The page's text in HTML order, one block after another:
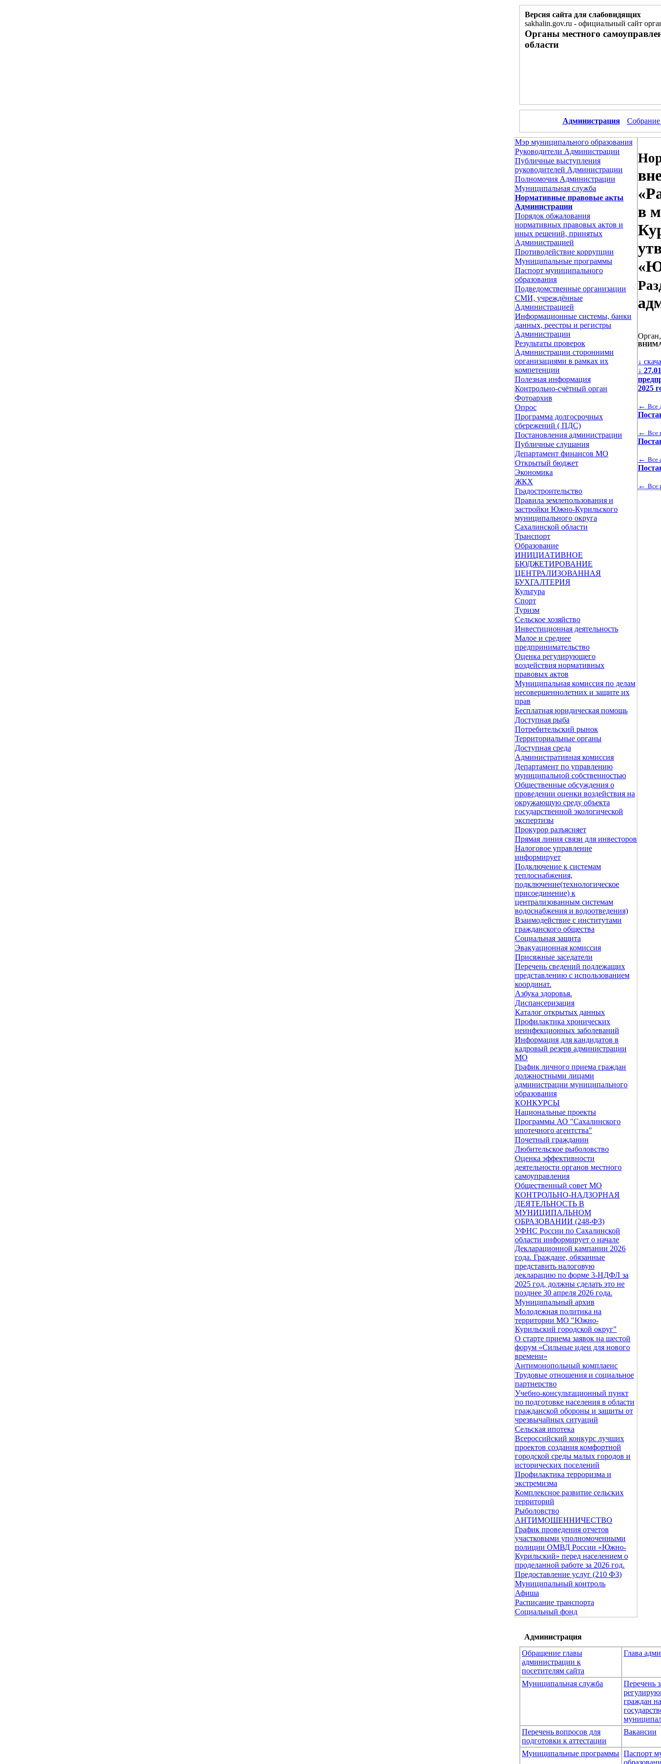
Версия сайта для слабовидящих
sakhalin.gov.ru - официальный сайт
Органы местного
области
Администрация Собрание
Мэр муниципального образования
Руководители Администрации
Публичные выступления
руководителей Администрации
Полномочия Администрации
Муниципальная служба
Нормативные правовые акты
Администрации
Порядок обжалования
нормативных правовых актов и
иных решений, принятых
Администрацией
Противодействие коррупции
Муниципальные программы
Паспорт муниципального
образования
Подведомственные организации
СМИ, учреждённые
Администрацией
Информационные системы, банки
данных, реестры и регистры
Администрации
Результаты проверок
Администрации сторонними
организациями в рамках их
компетенции
Полезная информация
Контрольно-счётный орган
Фотоархив
Опрос
Программа долгосрочных
сбережений ( ПДС)
Постановления администрации
Публичные слушания
Департамент финансов МО
Открытый бюджет
Экономика
ЖКХ
Градостроительство
Правила землепользования и
застройки Южно-Курильского
муниципального округа
Сахалинской области
Транспорт
Образование
ИНИЦИАТИВНОЕ
БЮДЖЕТИРОВАНИЕ
ЦЕНТРАЛИЗОВАННАЯ
БУХГАЛТЕРИЯ
Культура
Спорт
Туризм
Сельское хозяйство
Инвестиционная деятельность
Малое и среднее
предпринимательство
Оценка регулирующего
воздействия нормативных
правовых актов
Муниципальная комиссия по делам
несовершеннолетних и защите их
прав
Бесплатная юридическая помощь
Доступная рыба
Потребительский рынок
Территориальные органы
Доступная среда
Административная комиссия
Департамент по управлению
муниципальной собственностью
Общественные обсуждения о
проведении оценки воздействия на
окружающую среду объекта
государственной экологической
экспертизы
Прокурор разъясняет
Прямая линия связи для инвесторов
Налоговое управление
информирует
Подключение к системам
теплоснабжения,
подключение(технологическое
присоединение) к
централизованным системам
водоснабжения и водоотведения)
Взаимодействие с институтами
гражданского общества
Социальная защита
Эвакуационная комиссия
Присяжные заседатели
Перечень сведений подлежащих
представлению с использованием
координат.
Азбука здоровья.
Диспансеризация
Каталог открытых данных
Профилактика хронических
неинфекционных заболеваний
Информация для кандидатов в
кадровый резерв администрации
МО
График личного приема граждан
должностными лицами
администрации муниципального
образования
КОНКУРСЫ
Национальные проекты
Программы АО "Сахалинского
ипотечного агентства"
Почетный гражданин
Любительское рыболовство
Оценка эффективности
деятельности органов местного
самоуправления
Общественный совет МО
КОНТРОЛЬНО-НАДЗОРНАЯ
ДЕЯТЕЛЬНОСТЬ В
МУНИЦИПАЛЬНОМ
ОБРАЗОВАНИИ (248-ФЗ)
УФНС России по Сахалинской
области информирует о начале
Декларационной кампании 2026
года. Граждане, обязанные
представить налоговую
декларацию по форме 3-НДФЛ за
2025 год, должны сделать это не
позднее 30 апреля 2026 года.
Муниципальный архив
Молодежная политика на
территории МО "Южно-
Курильский городской округ"
О старте приема заявок на шестой
форум «Сильные идеи для нового
времени»
Антимонопольный комплаенс
Трудовые отношения и социальное
партнерство
Учебно-консультационный пункт
по подготовке населения в области
гражданской обороны и защиты от
чрезвычайных ситуаций
Сельская ипотека
Всероссийский конкурс лучших
проектов создания комфортной
городской среды малых городов и
исторических поселений
Профилактика терроризма и
экстремизма
Комплексное развитие сельских
территорий
Рыболовство
АНТИМОШЕННИЧЕСТВО
График проведения отчетов
участковыми уполномоченными
полиции ОМВД России «Южно-
Курильский» перед населением о
проделанной работе за 2026 год.
Предоставление услуг (210 ФЗ)
Муниципальный контроль
Афиша
Расписание транспорта
Социальный фонд
в
↓
↓
2025
← Все
← Все
← Все
← Все
Администрация
Обращение главы
администрации к
посетителям сайта
Глава
Муниципальная служба
Перечень
граждан на
Перечень вопросов для
подготовки к аттестации
Вакансии
Муниципальные программы Паспорт